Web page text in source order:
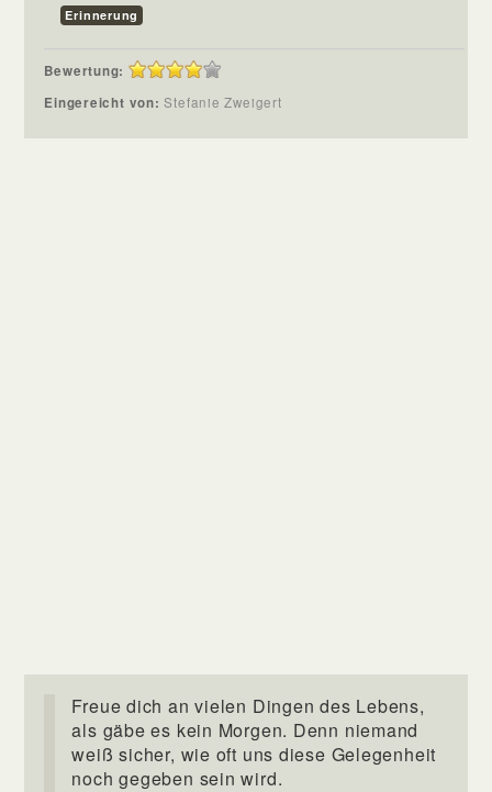
Erinnerung
Bewertung:
Eingereicht von:Stefanie Zweigert
Freue dich an vielen Dingen des Lebens,
als gäbe es kein Morgen. Denn niemand
weiß sicher, wie oft uns diese Gelegenheit
noch gegeben sein wird.